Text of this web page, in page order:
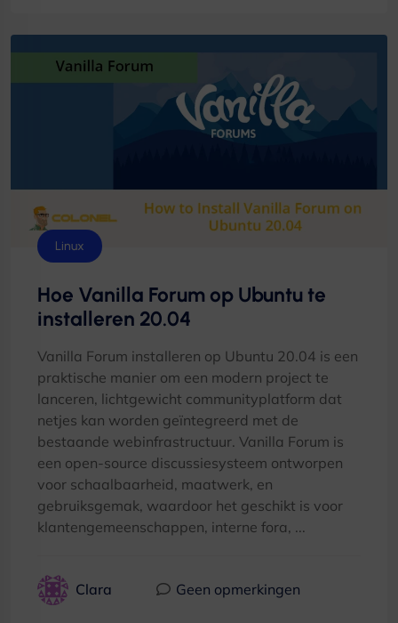
Linux
Hoe Vanilla Forum op Ubuntu te
installeren 20.04
Vanilla Forum installeren op Ubuntu 20.04 is een
praktische manier om een ​​modern project te
lanceren, lichtgewicht communityplatform dat
netjes kan worden geïntegreerd met de
bestaande webinfrastructuur. Vanilla Forum is
een open-source discussiesysteem ontworpen
voor schaalbaarheid, maatwerk, en
gebruiksgemak, waardoor het geschikt is voor
klantengemeenschappen, interne fora, ...
Clara Geen opmerkingen